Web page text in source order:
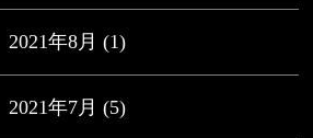
2021年8月 (1)
2021年7月 (5)